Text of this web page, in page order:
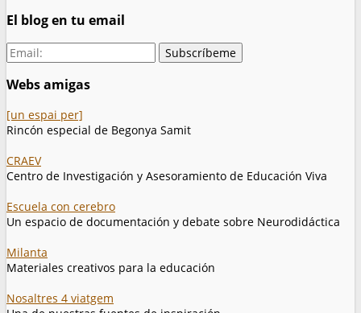
El blog en tu email
Webs amigas
[un espai per]
Rincón especial de Begonya Samit
CRAEV
Centro de Investigación y Asesoramiento de Educación Viva
Escuela con cerebro
Un espacio de documentación y debate sobre Neurodidáctica
Milanta
Materiales creativos para la educación
Nosaltres 4 viatgem